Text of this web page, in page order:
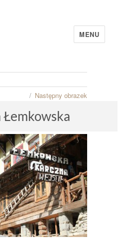
MENU
Następny obrazek
Łemkowska